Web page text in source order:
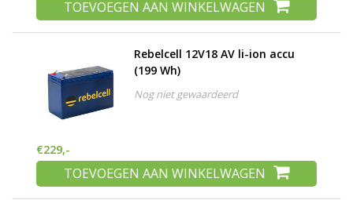
TOEVOEGEN AAN WINKELWAGEN
Rebelcell 12V18 AV li-ion accu
(199 Wh)
Nog niet gewaardeerd
€229,-
TOEVOEGEN AAN WINKELWAGEN